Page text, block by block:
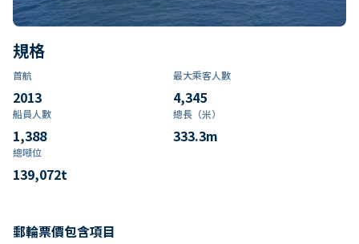
規格
首航
2013
最大乘客人數
4,345
船員人數
1,388
總長（米）
333.3m
總噸位
139,072t
郵輪票價包含項目